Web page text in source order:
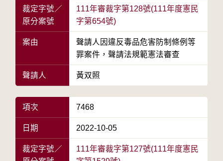
裁定字號／
原分案號
111年審裁字第128號(111年度憲民
字第654號)
案由
聲請人因違反毒品危害防制條例等
罪案件，聲請法規範憲法審查
聲請人 黃双照
項次 7468
日期 2022-10-05
裁定字號／
111年審裁字第127號(111年度憲民